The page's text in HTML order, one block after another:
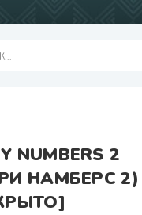
NUMBERS 2
НАМБЕРС